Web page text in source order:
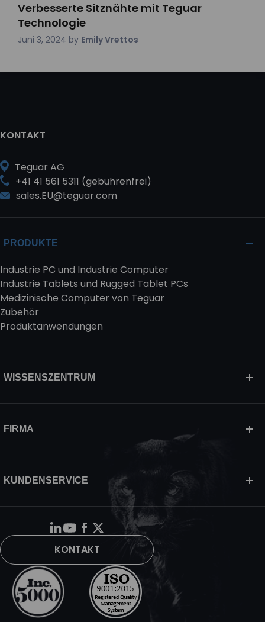
Verbesserte Sitznähte mit Teguar
Technologie
Juni 3, 2024 by Emily Vrettos
KONTAKT
Teguar AG
+41 41 561 5311 (gebührenfrei)
sales.EU@teguar.com
PRODUKTE
Industrie PC und Industrie Computer
Industrie Tablets und Rugged Tablet PCs
Medizinische Computer von Teguar
Zubehör
Produktanwendungen
WISSENSZENTRUM
FIRMA
KUNDENSERVICE
KONTAKT